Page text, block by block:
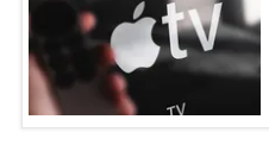
Ðiện thoại Thời báo VTV:
toasoan@vtv.vn
Liên hệ quảng cáo:
024-